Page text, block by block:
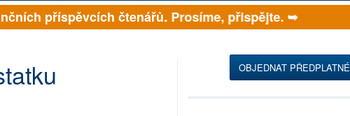
příspěvcích čtenářů. Prosíme, přispějte. ➥
OBJEDNAT PŘEDPLATNÉ